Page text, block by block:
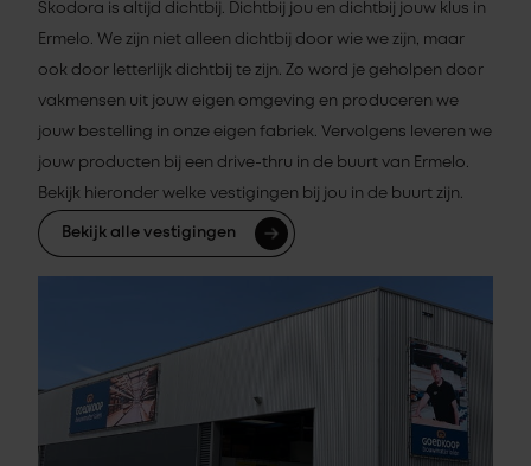
Skodora is altijd dichtbij. Dichtbij jou en dichtbij jouw klus in
Ermelo. We zijn niet alleen dichtbij door wie we zijn, maar
ook door letterlijk dichtbij te zijn. Zo word je geholpen door
vakmensen uit jouw eigen omgeving en produceren we
jouw bestelling in onze eigen fabriek. Vervolgens leveren we
jouw producten bij een drive-thru in de buurt van Ermelo.
Bekijk hieronder welke vestigingen bij jou in de buurt zijn.
Bekijk alle vestigingen